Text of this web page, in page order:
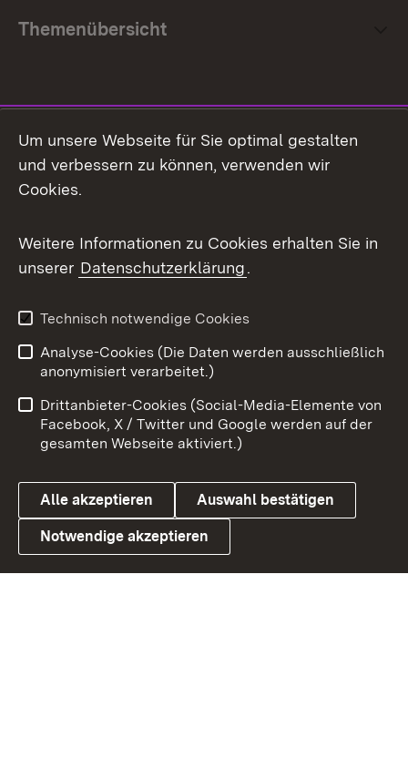
Themenübersicht
Facebook
X / Twitter
Youtube
Link zum Landesportal
Impressum
Kontakt
Barrierefreiheit
Datenschutz
Cookies
Um unsere Webseite für Sie optimal gestalten
und verbessern zu können, verwenden wir
Cookies.
Weitere Informationen zu Cookies erhalten Sie in
unserer Datenschutzerklärung.
Technisch notwendige Cookies
Analyse-Cookies (Die Daten werden ausschließlich
anonymisiert verarbeitet.)
Drittanbieter-Cookies (Social-Media-Elemente von
Facebook, X / Twitter und Google werden auf der
gesamten Webseite aktiviert.)
Alle akzeptieren Auswahl bestätigen
Notwendige akzeptieren